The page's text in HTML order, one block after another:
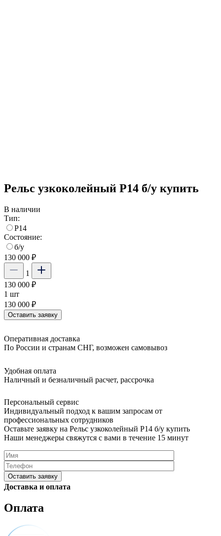
Рельс узкоколейный Р14 б/у купить
В наличии
Тип:
Р14
Состояние:
б/у
130 000 ₽
1
130 000 ₽
1 шт
130 000 ₽
Оставить заявку
Оперативная доставка
По России и странам СНГ, возможен самовывоз
Удобная оплата
Наличный и безналичный расчет, рассрочка
Персональный сервис
Индивидуальный подход к вашим запросам от
профессиональных сотрудников
Оставьте заявку на Рельс узкоколейный Р14 б/у купить
Наши менеджеры свяжутся с вами в течение 15 минут
Please
this
field
Доставка и оплата
Оплата